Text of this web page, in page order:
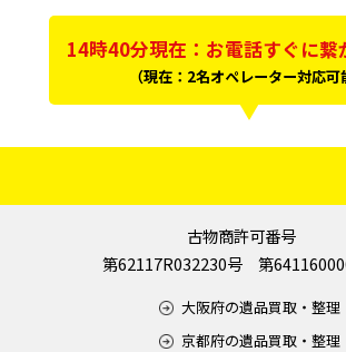
宅配買取 出張買取
14時40分現在：お電話すぐに繋